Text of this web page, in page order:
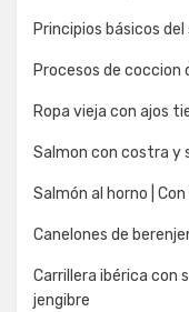
Principios básicos
Procesos de coccion
Ropa vieja con ajos
Salmon con costra y
Salmón al horno |
Canelones de
Carrillera ibérica con
jengibre